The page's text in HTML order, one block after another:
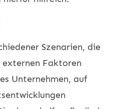
Szenarien, die
externen Faktoren
Unternehmen, auf